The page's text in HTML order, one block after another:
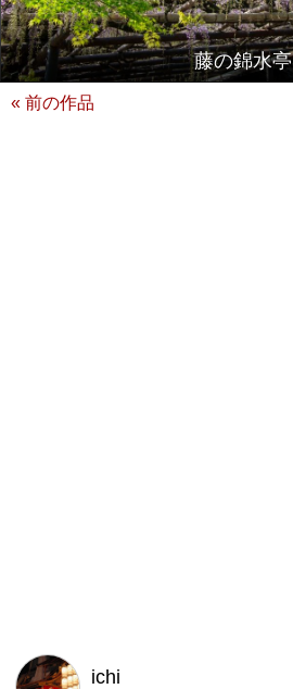
藤の錦水亭
« 前の作品
ichi